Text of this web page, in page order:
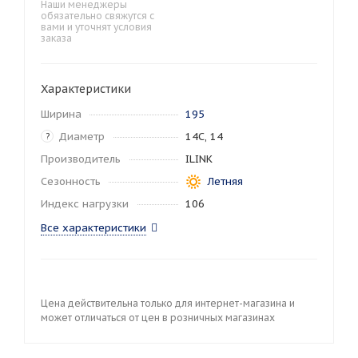
Наши менеджеры
обязательно свяжутся с
вами и уточнят условия
заказа
Характеристики
Ширина 195
? Диаметр
14C, 14
Производитель
ILINK
Сезонность
Летняя
Индекс нагрузки
106
Все характеристики
Цена действительна только для интернет-магазина и
может отличаться от цен в розничных магазинах